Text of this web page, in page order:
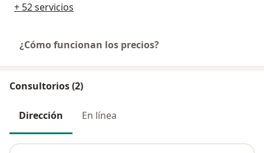
+ 52 servicios
¿Cómo funcionan los precios?
Consultorios (2)
Dirección En línea